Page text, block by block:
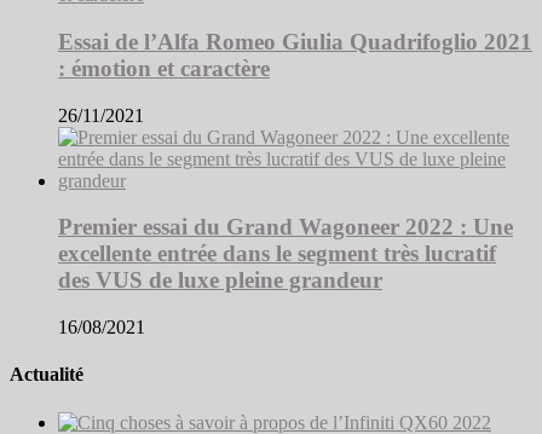
Essai de l’Alfa Romeo Giulia Quadrifoglio 2021
: émotion et caractère
26/11/2021
Premier essai du Grand Wagoneer 2022 : Une
excellente entrée dans le segment très lucratif
des VUS de luxe pleine grandeur
16/08/2021
Actualité